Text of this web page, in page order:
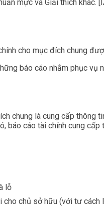
mực và Giải thích khác.
cho mục đích chung
báo cáo nhằm phục
chung là cung cấp thông
báo cáo tài chính cung cấp
lỗ
cho chủ sở hữu (với tư cách